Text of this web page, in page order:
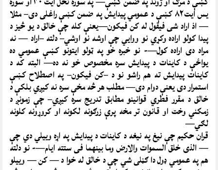
يس ايت ۸۲ کښې د عمومي پيدايش په ضمن کښې راغلی دی– مثلا
— اذ اراد شی فيقول له کن فيکون—يعنې کله چې خالق د يو څيز د
پيدا کولو اراده وکړي نو ووايي چې اوشه نو اوشي– دلته –اراد — نه
مراد دی اراده کول—- نو خبره خو په ټولو ايتونو کښې عمومي ده
يواځې د کاينات د پيدايش سره مخصوص خو نه ده— البته که د
کاينات پيدايش ته هم راشو نو د –کن فيکون– په اصطلاح کښې
استمرار دی يعنې دوام دی— مطلب هر څه مخې سره نه کيږي بلکې د
خالق د مقرر فطري قوانينو مطابق تدريج سره کيږي– چې زمونږ د
زمکني وخت او قانون تر مخه پرې زرګونه لکونه او کروړونه کلونه
لګي—
قران حکيم چې نيغ په نيغه د کاينات د پيدايش په اړه وييلي دي چې
— الذی خلق السموات والارض وما بينهما فی ستته ايام—- نو دلته
هم په عمومي ډول دا ګڼلی شي چې د خالق له خوا د — کن — وييلو